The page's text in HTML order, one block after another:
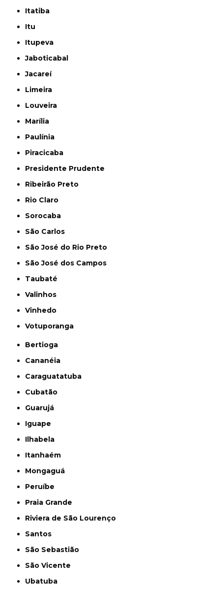
Itatiba
Itu
Itupeva
Jaboticabal
Jacareí
Limeira
Louveira
Marília
Paulínia
Piracicaba
Presidente Prudente
Ribeirão Preto
Rio Claro
Sorocaba
São Carlos
São José do Rio Preto
São José dos Campos
Taubaté
Valinhos
Vinhedo
Votuporanga
Bertioga
Cananéia
Caraguatatuba
Cubatão
Guarujá
Iguape
Ilhabela
Itanhaém
Mongaguá
Peruíbe
Praia Grande
Riviera de São Lourenço
Santos
São Sebastião
São Vicente
Ubatuba